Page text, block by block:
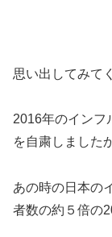
思い出してみて
2016年のインフ
を自粛しました
あの時の日本の
者数の約５倍の